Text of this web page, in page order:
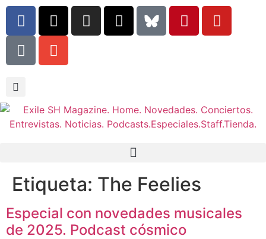
Etiqueta: The Feelies
Especial con novedades musicales
de 2025. Podcast cósmico